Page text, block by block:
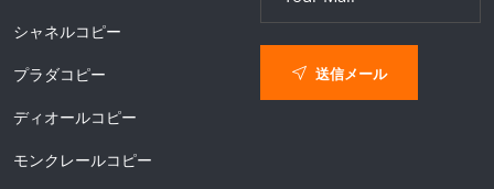
シャネルコピー
プラダコピー
ディオールコピー
モンクレールコピー
送信メール